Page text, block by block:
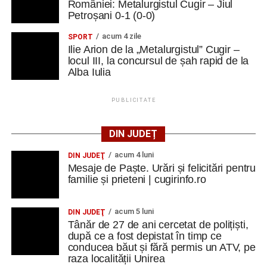
României: Metalurgistul Cugir – Jiul
Petroșani 0-1 (0-0)
SPORT acum 4 zile
Ilie Arion de la „Metalurgistul” Cugir –
locul III, la concursul de șah rapid de la
Alba Iulia
PUBLICITATE
DIN JUDEȚ
DIN JUDEŢ acum 4 luni
Mesaje de Paște. Urări și felicitări pentru
familie și prieteni | cugirinfo.ro
DIN JUDEŢ acum 5 luni
Tânăr de 27 de ani cercetat de polițiști,
după ce a fost depistat în timp ce
conducea băut și fără permis un ATV, pe
raza localității Unirea